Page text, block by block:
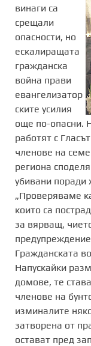
винаги са
срещали
опасности, но
ескалиращата
гражданска
война прави
евангелизатор
ските усилия
още по-опасни.
работят с
членове на
региона
убивани поради
„Проверяваме
които са
за вярващ,
Гражданската
Напускайки
домове, те
членове на
изминалите
затворена от
остават пред